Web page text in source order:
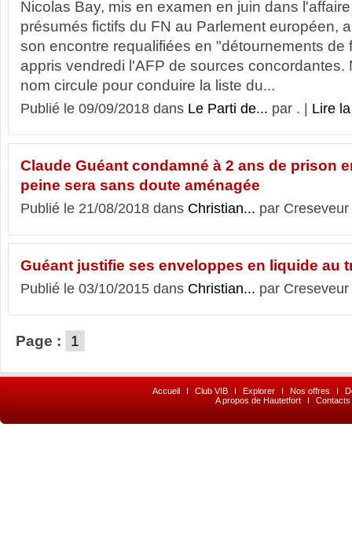
Nicolas Bay, mis en examen en juin dans
présumés fictifs du FN au Parlement européen,
son encontre requalifiées en "détournements de
appris vendredi l'AFP de sources concordantes.
nom circule pour conduire la liste du...
Publié le 09/09/2018 dans Le Parti de... par . | Lire
Claude Guéant condamné à 2 ans de prison
peine sera sans doute aménagée
Publié le 21/08/2018 dans Christian... par
Guéant justifie ses enveloppes en liquide au
Publié le 03/10/2015 dans Christian... par
Page : 1
Accueil I Club VIB I Explorer I Nos offres I
A propos de Hautetfort
I Contacts